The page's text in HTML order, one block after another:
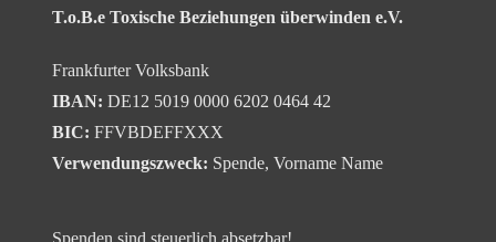
T.o.B.e Toxische Beziehungen überwinden e.V.
Frankfurter Volksbank
IBAN:DE12 5019 0000 6202 0464 42
BIC: FFVBDEFFXXX
Verwendungszweck: Spende, Vorname Name
Spenden sind steuerlich absetzbar!